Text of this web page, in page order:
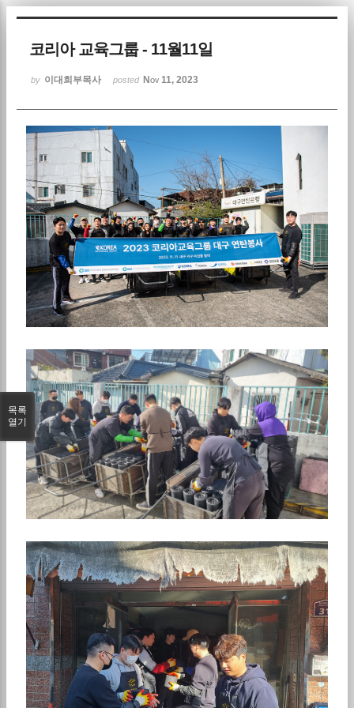
코리아 교육그룹 - 11월11일
by 이대희부목사 posted Nov 11, 2023
목록
열기
Sketchbook5, 스케치북5
Sketchbook5, 스케치북5